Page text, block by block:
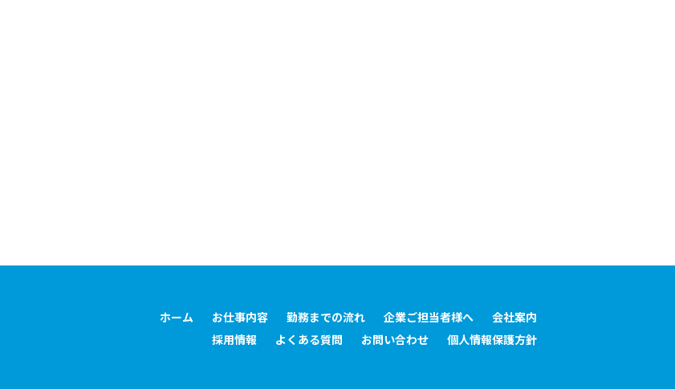
ホーム お仕事内容 勤務までの流れ 企業ご担当者様へ
会社案内
採用情報
よくある質問 お問い合わせ 個人情報保護方針